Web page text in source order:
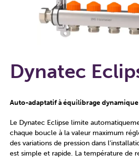
Dynatec
Auto-adaptatif à équilibrage
Le Dynatec Eclipse limite
chaque boucle à la valeur maximum
des variations de pression dans
est simple et rapide. La température de